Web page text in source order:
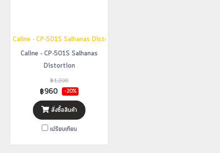
Caline - CP-501S Salhanas Distortion
Caline - CP-501S Salhanas
Distortion
฿1,200
฿960 -20%
สั่งซื้อสินค้า
เปรียบเทียบ